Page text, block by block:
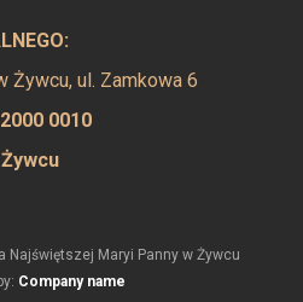
Żywcu, ul. Zamkowa 6
0010
Najświętszej Maryi Panny w Żywcu
Company name